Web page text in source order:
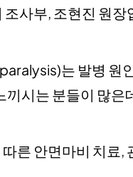
사부, 조현진 원장
는 발병 원
끼시는 분들이 많은
따른 안면마비 치료,